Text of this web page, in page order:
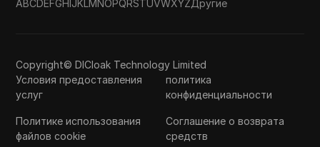
ABCDEFGHIJKLMNOPQRSTUVWXYZДругие
Copyright© DICloak Technology Limited
Условия предоставления
услуг
политика
конфиденциальности
Политике использования
файлов cookie
Соглашение о возврата
средств